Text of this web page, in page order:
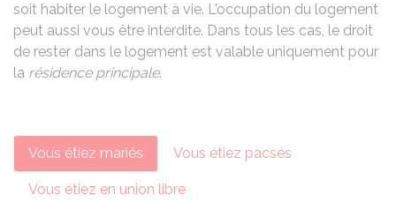
soit habiter le logement à vie. L'occupation du logement
peut aussi vous être interdite. Dans tous les cas, le droit
de rester dans le logement est valable uniquement pour
la résidence principale.
Vous étiez mariés Vous étiez pacsés
Vous étiez en union libre